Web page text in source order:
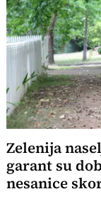
Zelenija
garant su
nesanice